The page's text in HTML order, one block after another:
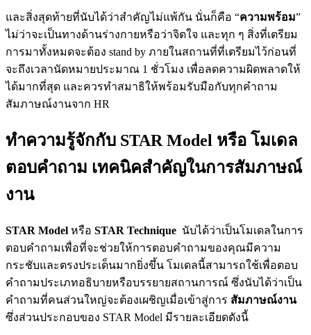
และสิ่งสุดท้ายที่นับได้ว่าสำคัญไม่แพ้กัน นั่นก็คือ “ความพร้อม”
ไม่ว่าจะเป็นทางด้านร่างกายหรือว่าจิตใจ และทุก ๆ สิ่งที่เตรียม
การมาทั้งหมดจะต้อง stand by ภายในสถานที่ที่เตรียมไว้ก่อนที่
จะถึงเวลานัดหมายประมาณ 1 ชั่วโมง เพื่อลดความผิดพลาดให้
ได้มากที่สุด และควรทำสมาธิให้พร้อมรับมือกับทุกคำถาม
สัมภาษณ์งานจาก HR
ทำความรู้จักกับ STAR Model หรือ โมเดล
ตอบคำถาม เทคนิคสำคัญในการสัมภาษณ์
งาน
STAR Model หรือ STAR Technique นับได้ว่าเป็นโมเดลในการ
ตอบคำถามเพื่อที่จะช่วยให้การตอบคำถามของคุณมีความ
กระชับและตรงประเด็นมากยิ่งขึ้น โมเดลนี้สามารถใช้เพื่อตอบ
คำถามประเภทอธิบายหรือบรรยายสถานการณ์ ซึ่งนับได้ว่าเป็น
คำถามที่คนส่วนใหญ่จะต้องเผชิญเมื่อเข้าสู่การ สัมภาษณ์งาน
ซึ่งส่วนประกอบของ STAR Model มีรายละเอียดดังนี้